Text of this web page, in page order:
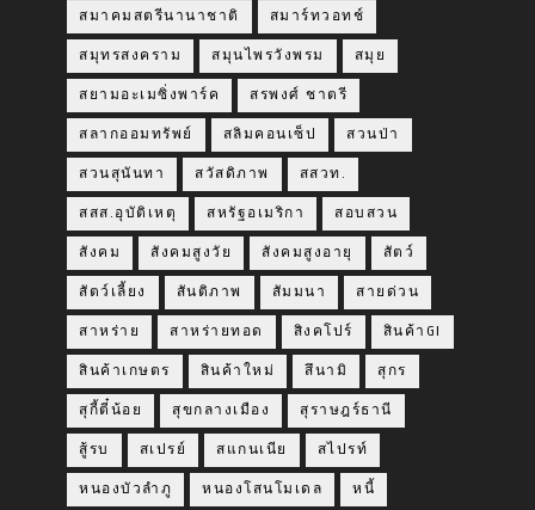
สมาคมสตรีนานาชาติ สมาร์ทวอทช์
สมุทรสงคราม สมุนไพรวังพรม สมุย
สยามอะเมซิ่งพาร์ค สรพงศ์ ชาตรี
สลากออมทรัพย์ สลิมคอนเซ็ป สวนป่า
สวนสุนันทา สวัสดิภาพ สสวท.
สสส.อุบัติเหตุ สหรัฐอเมริกา สอบสวน
สังคม สังคมสูงวัย สังคมสูงอายุ สัตว์
สัตว์เลี้ยง สันติภาพ สัมมนา สายด่วน
สาหร่าย สาหร่ายทอด สิงคโปร์ สินค้าGI
สินค้าเกษตร สินค้าใหม่ สึนามิ สุกร
สุกี้ตี๋น้อย สุขกลางเมือง สุราษฎร์ธานี
สู้รบ สเปรย์ สแกนเนีย สไปรท์
หนองบัวลำภู หนองโสนโมเดล หนี้